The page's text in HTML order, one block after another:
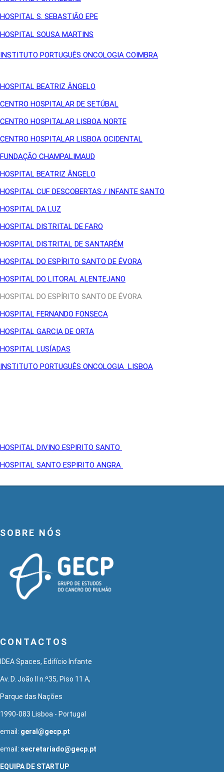
HOSPITAL S. SEBASTIÃO EPE
HOSPITAL SOUSA MARTINS
INSTITUTO PORTUGUÊS ONCOLOGIA COIMBRA
HOSPITAL BEATRIZ ÂNGELO
CENTRO HOSPITALAR DE SETÚBAL
CENTRO HOSPITALAR LISBOA NORTE
CENTRO HOSPITALAR LISBOA OCIDENTAL
FUNDAÇÃO CHAMPALIMAUD
HOSPITAL BEATRIZ ÂNGELO
HOSPITAL CUF DESCOBERTAS / INFANTE SANTO
HOSPITAL DA LUZ
HOSPITAL DISTRITAL DE FARO
HOSPITAL DISTRITAL DE SANTARÉM
HOSPITAL DO ESPÍRITO SANTO DE ÉVORA
HOSPITAL DO LITORAL ALENTEJANO
HOSPITAL DO ESPÍRITO SANTO DE ÉVORA
HOSPITAL FERNANDO FONSECA
HOSPITAL GARCIA DE ORTA
HOSPITAL LUSÍADAS
INSTITUTO PORTUGUÊS ONCOLOGIA LISBOA
HOSPITAL DIVINO ESPIRITO SANTO
HOSPITAL SANTO ESPIRITO ANGRA
SOBRE NÓS
CONTACTOS
IDEA Spaces, Edifício Infante
Av. D. João II n.º35, Piso 11 A,
Parque das Nações
1990-083 Lisboa - Portugal
email: geral@gecp.pt
email: secretariado@gecp.pt
EQUIPA DE STARTUP